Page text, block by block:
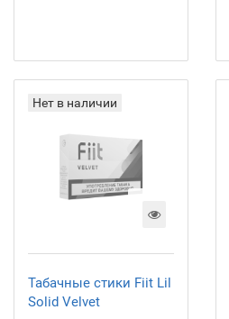
Нет в наличии
Табачные стики Fiit Lil
Solid Velvet